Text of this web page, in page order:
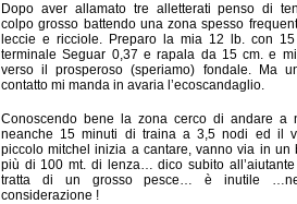
Dopo aver allamato tre alletterati penso di
colpo grosso battendo una zona spesso
leccie e ricciole. Preparo la mia 12 lb. con
terminale Seguar 0,37 e rapala da 15 cm. e
verso il prosperoso (speriamo) fondale. Ma
contatto mi manda in avaria l’ecoscandaglio.
Conoscendo bene la zona cerco di andare a
neanche 15 minuti di traina a 3,5 nodi ed il
piccolo mitchel inizia a cantare, vanno via in un
più di 100 mt. di lenza… dico subito
tratta di un grosso pesce… è inutile
considerazione !